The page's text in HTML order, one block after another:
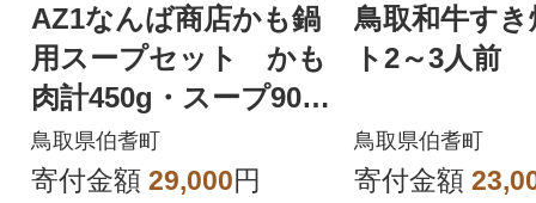
AZ1なんば商店かも鍋
用スープセット かも
肉計450g・スープ900
ml
鳥取県伯耆町
寄付金額 29,000円
鳥取和牛す
ト2～3人前
鳥取県伯耆町
寄付金額